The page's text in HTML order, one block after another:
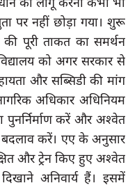
पर नहीं छोड़ा गया। शुरू
पूरी ताकत का समर्थन
को अगर सरकार से
और सब्सिडी की मांग
अधिकार अधिनियम
पुनर्निर्माण करें और अश्वेत
बदलाव करें। एए के अनुसार
और ट्रेन किए हुए अश्वेत
अनिवार्य हैं। इसमें